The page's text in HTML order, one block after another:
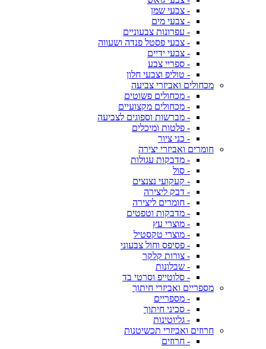
- צבעי שמן
- צבעי מים
- עפרונות צבעוניים
- צבעי פסטל פנדה ושעווה
- צבעי ידיים
- ספריי צבע
- טוליפ וצבעי חלון
מכחולים ואביזרי צביעה
- מכחולים פשוטים
- מכחולים מקצועיים
- מברשות וספוגים לצביעה
- פלטות ומיכלים
- כני ציור
חומרים ואביזרי יצירה
- מדבקות עגולות
- סול
- קעקועי נצנצים
- דבק ליצירה
- חומרים ליצירה
- מדבקות וטפטים
- מוצרי עץ
- מוצרי טקסטיל
- פסיפס וחול צבעוני
- צורות קלקר
- שבלונות
- סלוטייפ וסרטי בד
מספריים ואביזרי חיתוך
- מספריים
- סכיני חיתוך
- גליוטינות
חרוזים ואביזרי תכשיטנות
- חרוזים